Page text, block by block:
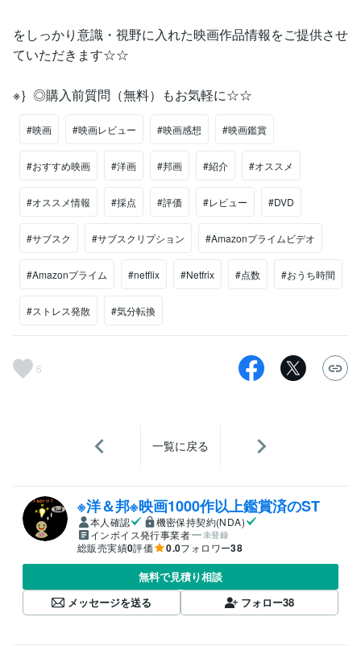
をしっかり意識・視野に入れた映画作品情報をご提供させ
ていただきます☆☆
※｝◎購入前質問（無料）もお気軽に☆☆
#映画 #映画レビュー #映画感想 #映画鑑賞
#おすすめ映画 #洋画 #邦画 #紹介 #オススメ
#オススメ情報 #採点 #評価 #レビュー #DVD
#サブスク #サブスクリプション #Amazonプライムビデオ
#Amazonプライム #netflix #Netfrix #点数 #おうち時間
#ストレス発散 #気分転換
6
一覧に戻る
※洋＆邦※映画1000作以上鑑賞済のST
本人確認
機密保持契約(NDA)
インボイス発行事業者
未登録
総販売実績0評価 0.0フォロワー38
無料で見積り相談
メッセージを送る
フォロー38